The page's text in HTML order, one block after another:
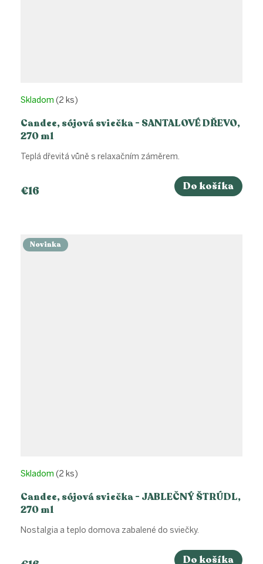
Candee, sójová sviečka - SANTALOVÉ DŘEVO,
270 ml
Skladom (2 ks)
€16 Do košíka
Teplá dřevitá vůně s relaxačním záměrem.
Novinka
Candee, sójová sviečka - JABLEČNÝ ŠTRÚDL,
270 ml
Skladom (2 ks)
Do košíka
Nostalgia a teplo domova zabalené do sviečky.